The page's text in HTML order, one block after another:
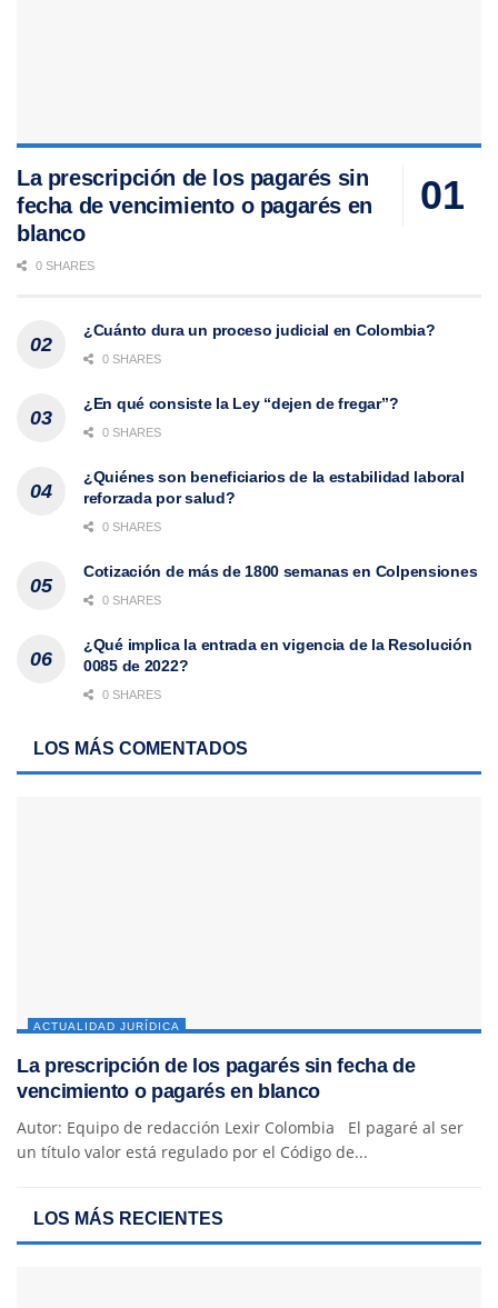
La prescripción de los pagarés sin
fecha de vencimiento o pagarés en
blanco
0 SHARES
¿Cuánto dura un proceso judicial en Colombia?
0 SHARES
¿En qué consiste la Ley “dejen de fregar”?
0 SHARES
¿Quiénes son beneficiarios de la estabilidad laboral
reforzada por salud?
0 SHARES
Cotización de más de 1800 semanas en Colpensiones
0 SHARES
¿Qué implica la entrada en vigencia de la Resolución
0085 de 2022?
0 SHARES
LOS MÁS COMENTADOS
ACTUALIDAD JURÍDICA
La prescripción de los pagarés sin fecha de
vencimiento o pagarés en blanco
Autor: Equipo de redacción Lexir Colombia El pagaré al ser
un título valor está regulado por el Código de...
LOS MÁS RECIENTES